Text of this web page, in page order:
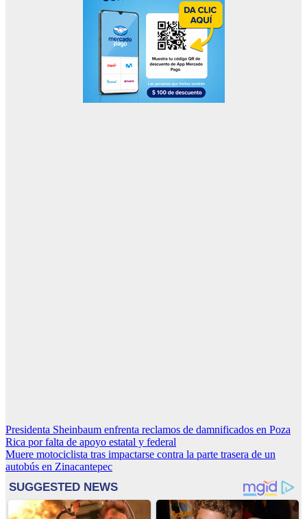
Navegación
de
entradas
Presidenta Sheinbaum enfrenta reclamos de damnificados en Poza
Rica por falta de apoyo estatal y federal
Muere motociclista tras impactarse contra la parte trasera de un
autobús en Zinacantepec